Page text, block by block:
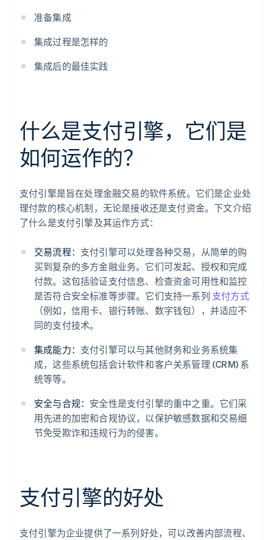
准备集成
集成过程是怎样的
集成后的最佳实践
什么是支付引擎，它们是
如何运作的？
支付引擎是旨在处理金融交易的软件系统。它们是企业处
理付款的核心机制，无论是接收还是支付资金。下文介绍
了什么是支付引擎及其运作方式：
交易流程： 支付引擎可以处理各种交易，从简单的购
买到复杂的多方金融业务。它们可发起、授权和完成
付款。这包括验证支付信息、检查资金可用性和监控
是否符合安全标准等步骤。它们支持一系列 支付方式
（例如，信用卡、银行转账、数字钱包），并适应不
同的支付技术。
集成能力： 支付引擎可以与其他财务和业务系统集
成，这些系统包括会计软件和客户关系管理 (CRM) 系
统等等。
安全与合规： 安全性是支付引擎的重中之重。它们采
用先进的加密和合规协议，以保护敏感数据和交易细
节免受欺诈和违规行为的侵害。
支付引擎的好处
支付引擎为企业提供了一系列好处，可以改善内部流程、